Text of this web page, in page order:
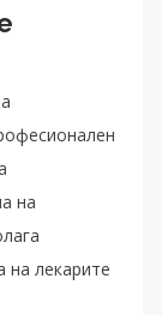
на
на лекарите